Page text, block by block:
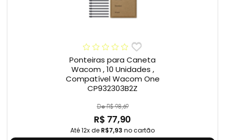
Ponteiras para Caneta
Wacom , 10 Unidades ,
Compatível Wacom One
CP932303B2Z
De R$ 98,69
R$ 77,90
Até 12x de R$7,93 no cartão